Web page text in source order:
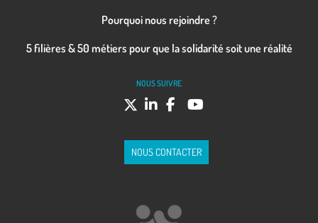
Pourquoi nous rejoindre ?
5 filières & 50 métiers pour que la solidarité soit une réalité
NOUS SUIVRE
NOUS CONTACTER